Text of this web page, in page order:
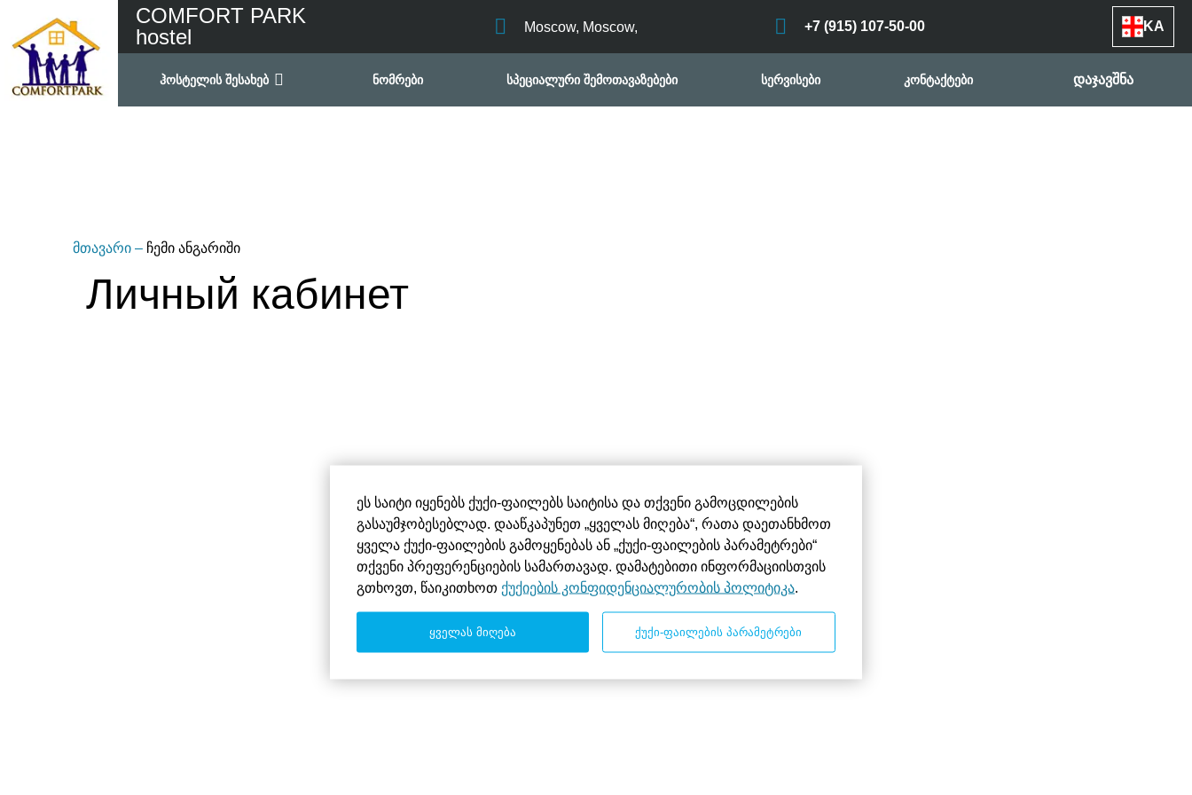
ეს საიტი იყენებს ქუქი-ფაილებს საიტისა და თქვენი გამოცდილების
გასაუმჯობესებლად. დააწკაპუნეთ „ყველას მიღება“, რათა დაეთანხმოთ
ყველა ქუქი-ფაილების გამოყენებას ან „ქუქი-ფაილების პარამეტრები“
თქვენი პრეფერენციების სამართავად. დამატებითი ინფორმაციისთვის
გთხოვთ, წაიკითხოთ ქუქიების კონფიდენციალურობის პოლიტიკა
ყველას მიღება ქუქი-ფაილების პარამეტრები
COMFORT PARK
hostel
Moscow, Moscow, +7 (915) 107-50-00 KA
ჰოსტელის შესახებ ნომრები სპეციალური შემოთავაზებები სერვისები კონტაქტები დაჯავშნა
მთავარი – ჩემი ანგარიში
Личный кабинет